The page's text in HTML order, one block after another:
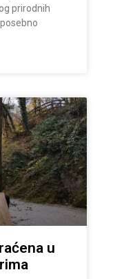
prirodnih
u